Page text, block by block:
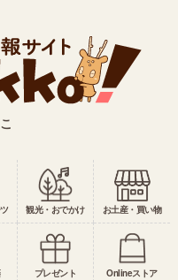
観光・おでかけ お土産・買い物
プレゼント Onlineストア